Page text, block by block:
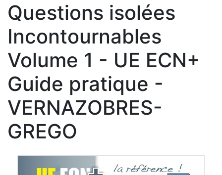
Questions isolées
Incontournables
Volume 1 - UE ECN+
Guide pratique -
VERNAZOBRES-
GREGO